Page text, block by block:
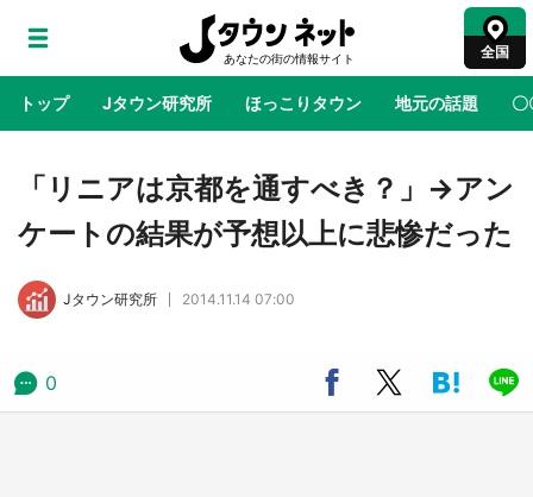
全国
トップ Jタウン研究所 ほっこりタウン 地元の話題 〇
地域×二次元 絶景 あの時はありがとう 物語がはじ
公式プロモ動画で「聖地」が生産されてます
『薬屋のひとりごと』の〝舞〟の世界に入り込
む 六本木ヒルズ展望台でコラボ、本邦初公開
「リニアは京都を通すべき？」→アン
ケートの結果が予想以上に悲惨だった
Jタウン研究所 2014.11.14 07:00
0